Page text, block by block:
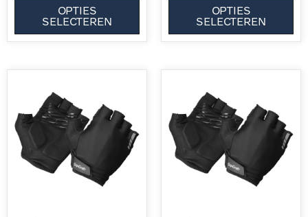
OPTIES
SELECTEREN
OPTIES
SELECTEREN